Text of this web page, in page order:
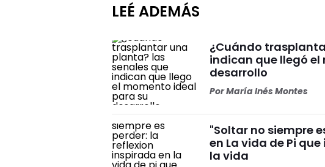
LEÉ ADEMÁS
¿Cuándo
indican que llegó
desarrollo
PorMaría Inés Montes
"Soltar no siempre
en La vida de Pi
la vida